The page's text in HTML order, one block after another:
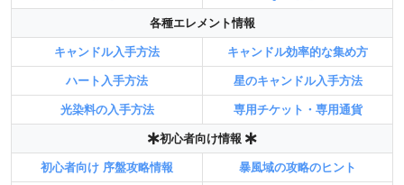
各種エレメント情報
キャンドル入手方法 キャンドル効率的な集め方
ハート入手方法 星のキャンドル入手方法
光染料の入手方法 専用チケット・専用通貨
初心者向け情報
初心者向け 序盤攻略情報 暴風域の攻略のヒント